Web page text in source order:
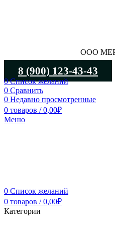
ООО
8 (900) 123-43-43
0Список желаний
0 Сравнить
0 Недавно просмотренные
0 товаров / 0,00₽
Меню
0 Список желаний
0 товаров / 0,00₽
Категории